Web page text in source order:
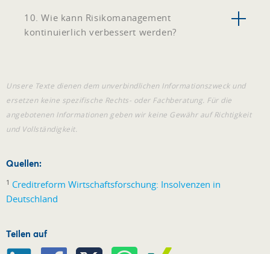
10. Wie kann Risikomanagement
kontinuierlich verbessert werden?
Unsere Texte dienen dem unverbindlichen Informationszweck und
ersetzen keine spezifische Rechts- oder Fachberatung. Für die
angebotenen Informationen geben wir keine Gewähr auf Richtigkeit
und Vollständigkeit.
Quellen:
1 Creditreform Wirtschaftsforschung: Insolvenzen in
Deutschland
Teilen auf